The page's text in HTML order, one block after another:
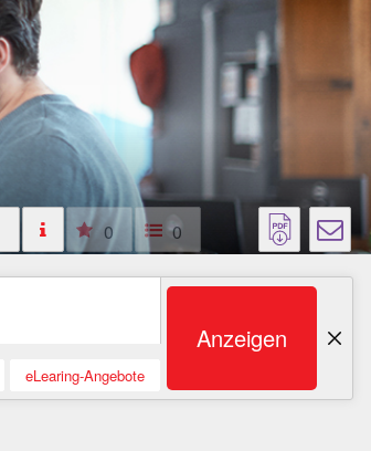
0 0
eLearing-Angebote
Anzeigen